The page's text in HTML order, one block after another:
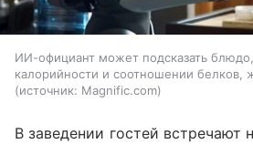
ИИ-официант может подсказать блюдо,
калорийности и соотношении белков,
источник: Magnific.com
В заведении гостей встречают